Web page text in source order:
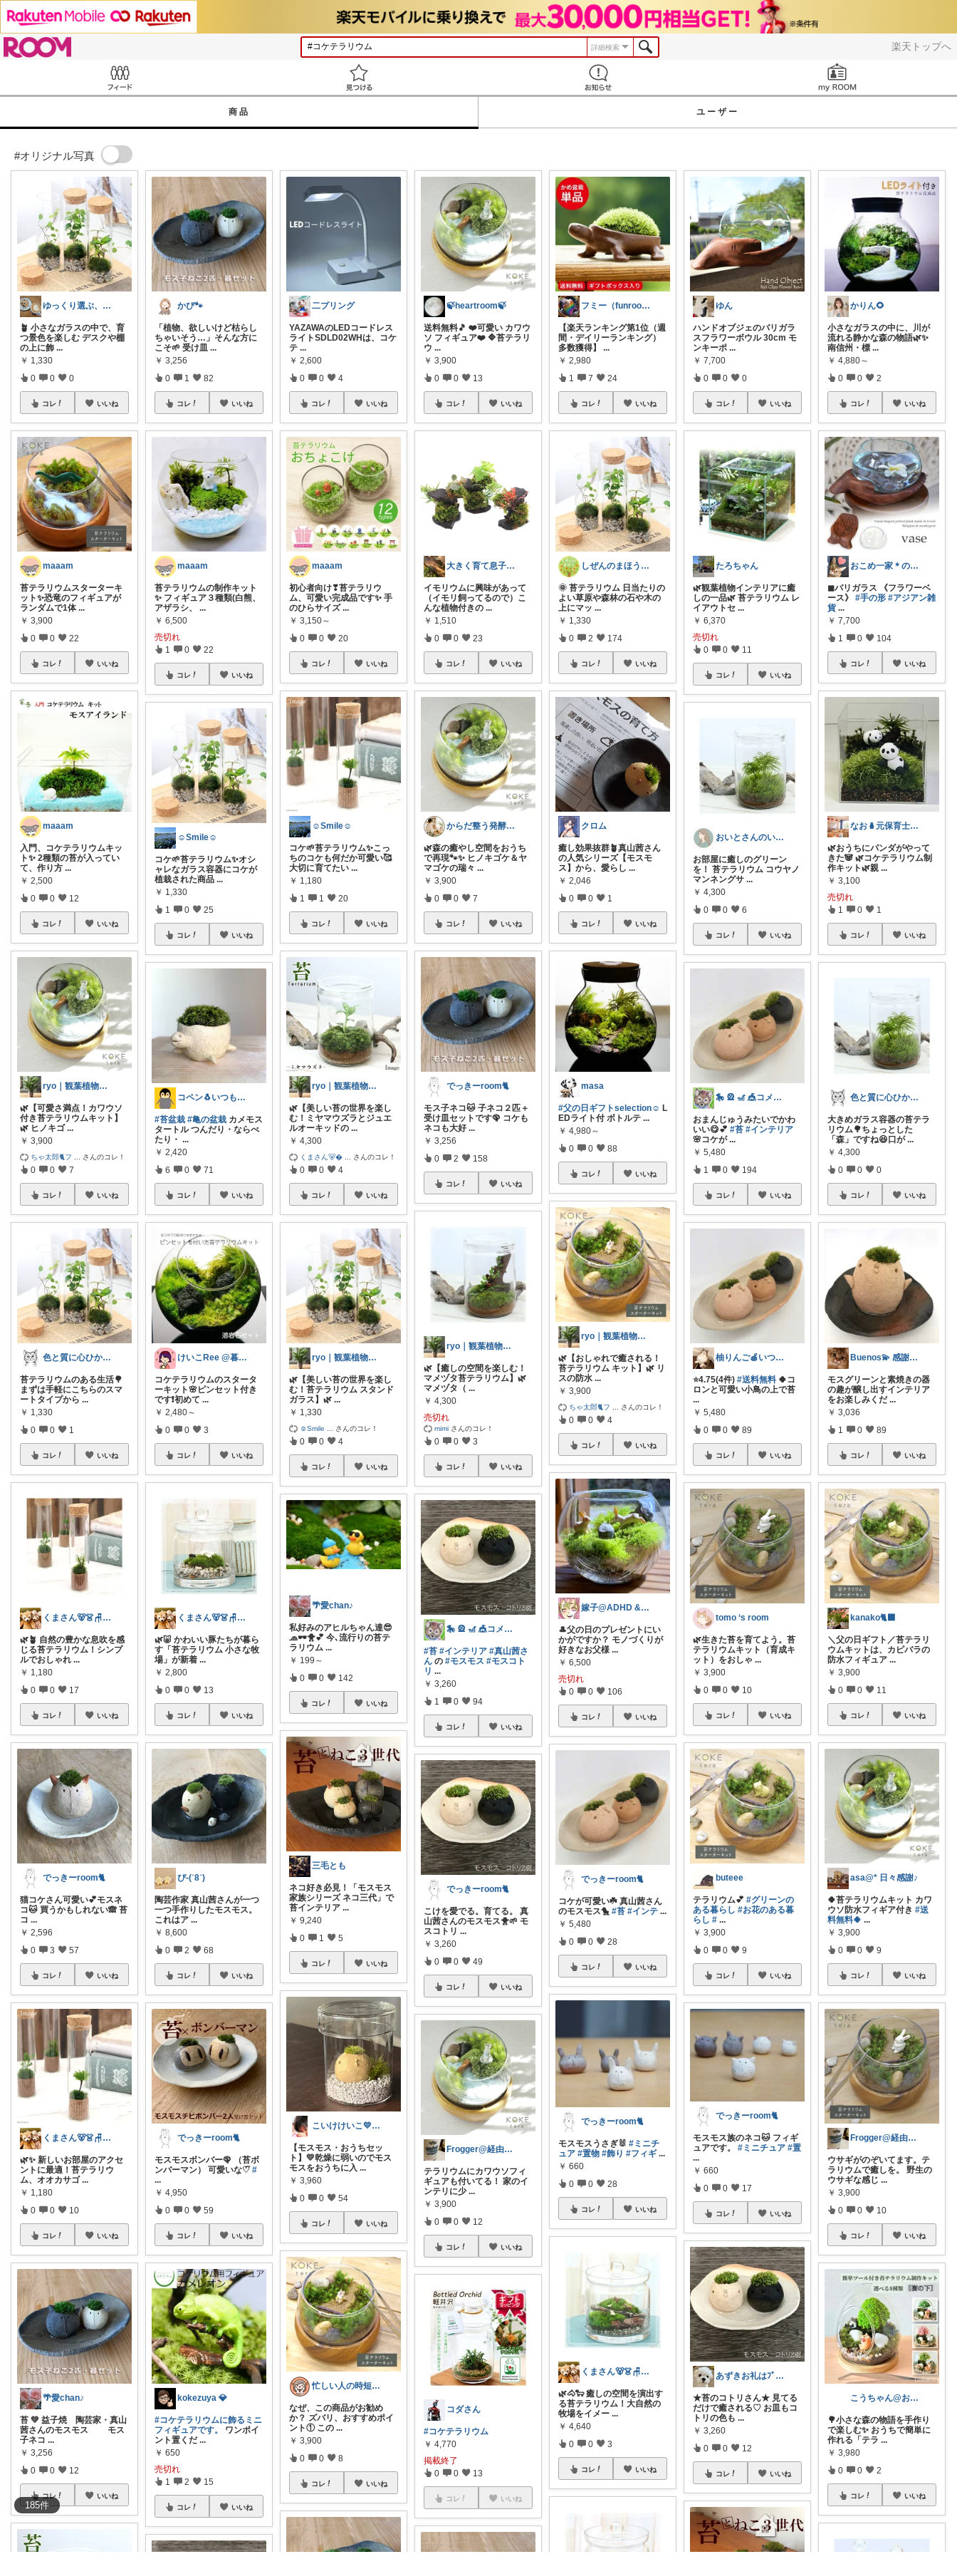
楽天トップへ
詳細検索
商品 ユーザー
#オリジナル写真
185件
ゆっくり選ぶ、省エネ生活ROOM🌙
🪴 小さなガラスの中で、育
つ景色を楽しむ デスクや棚
の上に飾 ...
￥ 1,330
0 0 0
コレ いいね
maaam
苔テラリウムスターターキ
ット✨恐竜のフィギュアが
ランダムで1体 ...
￥ 3,900
0 0 22
コレ いいね
maaam
入門、コケテラリウムキッ
ト✨️ 2種類の苔が入ってい
て、作り方 ...
￥ 2,500
0 0 12
コレ いいね
ryo｜観葉植物があるシンプルライフ
🌿【可愛さ満点！カワウソ
付き苔テラリウムキット】
🌿 ヒノキゴ ...
￥ 3,900
ちゃ太郎🐈フ さんのコレ！
0 0 7
コレ いいね
色と質に心ひかれる「暮らしの道具店」
苔テラリウムのある生活🌳
まずは手軽にこちらのスマ
ートタイプから ...
￥ 1,330
0 0 1
コレ いいね
くまさん🐻👗🪑🛋️ 🍽️🍰
🌿🪴 自然の豊かな息吹を感
じる苔テラリウム！シンプ
ルでおしゃれ ...
￥ 1,180
0 0 17
コレ いいね
でっきーroom🐈
猫コケさん可愛い💕モスネ
コ🐱 買うかもしれない🙈 苔
コ ...
￥ 2,596
0 3 57
コレ いいね
くまさん🐻👗🪑🛋️ 🍽️🍰
🌿✨ 新しいお部屋のアクセ
ントに最適！苔テラリウ
ム、オオカサゴ ...
￥ 1,180
0 0 10
コレ いいね
🌴愛chan♪
苔 💚 益子焼 陶芸家・真山
茜さんのモスモス モス
子ネコ ...
￥ 3,256
0 0 12
コレ いいね
かぴ🐾
「植物、欲しいけど枯らし
ちゃいそう…」そんな方に
こそ🌱 受け皿 ...
￥ 3,256
0 1 82
コレ いいね
maaam
苔テラリウムの制作キット
✨ フィギュア３種類(白熊、
アザラシ、
...
￥ 6,500
売切れ
1 0 22
コレ いいね
☺︎Smile☺︎
コケ🌱苔テラリウム✨オシ
ャレなガラス容器にコケが
植栽された商品 ...
￥ 1,330
1 0 25
コレ いいね
コペン🐧いつもありがとう✨
#苔盆栽 #亀の盆栽 カメモス
タートル つんだり・ならべ
たり・ ...
￥ 2,420
6 0 71
コレ いいね
けいこRee @暮らしに彩りを🌸
コケテラリウムのスタータ
ーキット🌸ピンセット付き
です❗️初めて ...
￥ 2,480～
0 0 3
コレ いいね
くまさん🐻👗🪑🛋️ 🍽️🍰
🌿🐷 かわいい豚たちが暮ら
す「苔テラリウム 小さな牧
場」が新着 ...
￥ 2,800
0 0 13
コレ いいね
ぴ-(˙8˙)
陶芸作家 真山茜さんが一つ
一つ手作りしたモスモス。
これはア ...
￥ 8,600
0 2 68
コレ いいね
でっきーroom🐈
モスモスボンバー🦚 （苔ボ
ンバーマン） 可愛いな♡⃛#
...
￥ 4,950
0 0 59
コレ いいね
kokezuya 💎
#コケテラリウムに飾るミニ
フィギュアです。
ワンポイ
ント置くだ ...
￥ 650
売切れ
1 2 15
コレ いいね
二プリング
YAZAWAのLEDコードレス
ライトSDLD02WHは、コケ
テ ...
￥ 2,600
0 0 4
コレ いいね
maaam
初心者向け❣苔テラリウ
ム、可愛い完成品です✨️ 手
のひらサイズ ...
￥ 3,150～
0 0 20
コレ いいね
☺︎Smile☺︎
コケ🌱苔テラリウム✨こっ
ちのコケも何だか可愛い🥰
大切に育てたい ...
￥ 1,180
1 1 20
コレ いいね
ryo｜観葉植物があるシンプルライフ
🌿【美しい苔の世界を楽し
む！ミヤマウズラとジュエ
ルオーキッドの ...
￥ 4,300
くまさん🐻 さんのコレ！
0 0 4
コレ いいね
ryo｜観葉植物があるシンプルライフ
🌿【美しい苔の世界を楽し
む！苔テラリウム スタンド
ガラス】🌿...
￥ 1,330
☺︎Smile さんのコレ！
0 0 4
コレ いいね
🌴愛chan♪
私好みのアヒルちゃん達😎
🧢🕶️🐥💕 今､流行りの苔テ
ラリウム ...
￥ 199～
0 0 142
コレ いいね
三毛とも
ネコ好き必見！「モスモス
家族シリーズ ネコ三代」で
苔インテリア ...
￥ 9,240
0 1 5
コレ いいね
こいけけいこ💛いつもありがとう💛
【モスモス・おうちセッ
ト】💛乾燥に弱いのでモス
モスをおうちに入 ...
￥ 3,960
0 0 54
コレ いいね
忙しい人の時短ご褒美 食品×美容ROOM
なぜ、この商品がお勧め
か？ ズバリ、おすすめポイ
ント① この ...
￥ 3,900
0 0 8
コレ いいね
🍃heartroom🍃
送料無料🎵 ❤️可愛い カワウ
ソ フィギュア❤️ 🔷苔テラリ
ウ ...
￥ 3,900
0 0 13
コレ いいね
大きく育て息子達🦎ゆる無添加🌱✨
イモリウムに興味があって
（イモリ飼ってるので）こ
んな植物付きの ...
￥ 1,510
0 0 23
コレ いいね
からだ整う発酵台所
🌿森の癒やし空間をおうち
で再現🐾✨ ヒノキゴケ＆ヤ
マゴケの瑞々 ...
￥ 3,900
0 0 7
コレ いいね
でっきーroom🐈
モス子ネコ🐱 子ネコ２匹＋
受け皿セットです🦚 コケも
ネコも大好 ...
￥ 3,256
0 2 158
コレ いいね
ryo｜観葉植物があるシンプルライフ
🌿【癒しの空間を楽しむ！
マメヅタ苔テラリウム】🌿
マメヅタ（ ...
￥ 4,300
売切れ
mimi さんのコレ！
0 0 3
コレ いいね
🎠 🎡 🎢 🎪コメなし🙏
#苔 #インテリア #真山茜さ
ん の#モスモス #モスコト
リ ...
￥ 3,260
1 0 94
コレ いいね
でっきーroom🐈
こけを愛でる。育てる。 真
山茜さんのモスモス🐥🌱 モ
スコトリ...
￥ 3,260
0 0 49
コレ いいね
Frogger@経由感謝感激！
テラリウムにカワウソフィ
ギュアも付いてる！ 家のイ
ンテリに少 ...
￥ 3,900
0 0 12
コレ いいね
コダさん
#コケテラリウム
￥ 4,770
掲載終了
0 0 13
コレ いいね
フミー（funroom）
【楽天ランキング第1位（週
間・デイリーランキング）
多数獲得】...
￥ 2,980
1 7 24
コレ いいね
しぜんのまほう｜暮らしの分かち合い
🌞 苔テラリウム 日当たりの
よい草原や森林の石や木の
上にマッ ...
￥ 1,330
0 2 174
コレ いいね
クロム
癒し効果抜群🪴真山茜さん
の人気シリーズ【モスモ
ス】から、愛らし ...
￥ 2,046
0 0 1
コレ いいね
masa
#父の日ギフトselection☺︎ L
EDライト付 ボトルテ ...
￥ 4,980～
0 0 88
コレ いいね
ryo｜観葉植物があるシンプルライフ
🌿【おしゃれで癒される！
苔テラリウム キット】🌿 リ
スの防水 ...
￥ 3,900
ちゃ太郎🐈フ さんのコレ！
0 0 4
コレ いいね
嫁子@ADHD &ASD &パニ嫁↓感謝
🎩父の日のプレゼントにい
かがですか？ モノづくりが
好きなお父様 ...
￥ 6,500
売切れ
0 0 106
コレ いいね
でっきーroom🐈
コケが可愛い☘️ 真山茜さん
のモスモス🐤#苔 #インテ ...
￥ 5,480
0 0 28
コレ いいね
でっきーroom🐈
モスモスうさぎ🐰#ミニチ
ュア #置物 #飾り #フィギ ...
￥ 660
0 0 28
コレ いいね
くまさん🐻👗🪑🛋️ 🍽️🍰
🌿🐴🐑 癒しの空間を演出す
る苔テラリウム！大自然の
牧場をイメー ...
￥ 4,640
0 0 3
コレ いいね
ゆん
ハンドオブジェのバリガラ
スフラワーボウル 30cm モ
ンキーポ ...
￥ 7,700
0 0 0
コレ いいね
たろちゃん
🌿観葉植物インテリアに癒
しの一品🌿 苔テラリウム レ
イアウトセ ...
￥ 6,370
売切れ
0 0 11
コレ いいね
おいとさんのいとおかしな日常
お部屋に癒しのグリーン
を！ 苔テラリウム コウヤノ
マンネングサ ...
￥ 4,300
0 0 6
コレ いいね
🎠 🎡 🎢 🎪コメなし🙏
おまんじゅうみたいでかわ
いい😋💕#苔 #インテリア
🌸コケが ...
￥ 5,480
1 0 194
コレ いいね
柚りんご🍎いつもありがとう🥹✨
⭐️4.75(4件)#送料無料 🍀コ
ロンと可愛い小鳥の上で苔
...
￥ 5,480
0 0 89
コレ いいね
tomo ‘s room
🌿生きた苔を育てよう。苔
テラリウムキット（育成キ
ット）をおしゃ ...
￥ 3,900
0 0 10
コレ いいね
buteee
テラリウム💕#グリーンの
ある暮らし #お花のある暮
らし # ...
￥ 3,900
0 0 9
コレ いいね
でっきーroom🐈
モスモス族のネコ🐱 フィギ
ュアです。#ミニチュア #置
...
￥ 660
0 0 17
コレ いいね
あずきお礼はﾌﾟﾛﾌにて🐢💦
★苔のコトリさん★ 見てる
だけで癒される♡ お皿もコ
トリの色も ...
￥ 3,260
0 0 12
コレ いいね
かりん🌻
小さなガラスの中に、川が
流れる静かな森の物語🌿✨
南信州・標 ...
￥ 4,880～
0 0 2
コレ いいね
おこめ一家＊のんびり復帰🏖️
◼︎バリガラス 《フラワーベ
ース》#手の形 #アジアン雑
貨 ...
￥ 7,700
1 0 104
コレ いいね
なお🪆元保育士が選ぶ🌱こども日和🪴
🌿おうちにパンダがやって
きた🐼 🌿コケテラリウム制
作キット🌿親 ...
￥ 3,100
売切れ
1 0 1
コレ いいね
色と質に心ひかれる「暮らしの道具店」
大きめガラス容器の苔テラ
リウム🌳ちょっとした
「森」ですね😆口が ...
￥ 4,300
0 0 0
コレ いいね
Buenos💫 感謝です🌠
モスグリーンと素焼きの器
の趣が醸し出すインテリア
をお楽しみくだ ...
￥ 3,036
1 0 89
コレ いいね
kanako🐈‍⬛
＼父の日ギフト／苔テラリ
ウムキットは、カピバラの
防水フィギュア ...
￥ 3,900
0 0 11
コレ いいね
asa@* 日々感謝♪
🍀苔テラリウムキット カワ
ウソ防水フィギア付き#送
料無料🍀 ...
￥ 3,900
0 0 9
コレ いいね
Frogger@経由感謝感激！
ウサギがのぞいてます。テ
ラリウムで癒しを。 野生の
ウサギな感じ ...
￥ 3,900
0 0 10
コレ いいね
こうちゃん@お気に入り
🌳小さな森の物語を手作り
で楽しむ✨ おうちで簡単に
作れる「テラ ...
￥ 3,980
0 0 2
コレ いいね